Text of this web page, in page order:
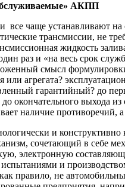
АКПП
все чаще устанавливают
трансмиссии, не
жидкость
раз и «на весь срок
смысл
или агрегата?
гарантийный? до
окончательного выхода из
наличие противоречий,
и конструктивно
сочетающий в себе
электронную
испытаниями и
правило, не